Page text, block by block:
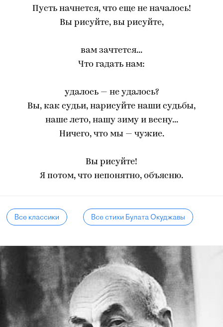
Пусть начнется, что еще не началось!
Вы рисуйте, вы рисуйте,
вам зачтется...
Что гадать нам:
удалось — не удалось?
Вы, как судьи, нарисуйте наши судьбы,
наше лето, нашу зиму и весну...
Ничего, что мы — чужие.
Вы рисуйте!
Я потом, что непонятно, объясню.
Все классики Все стихи Булата Окуджавы